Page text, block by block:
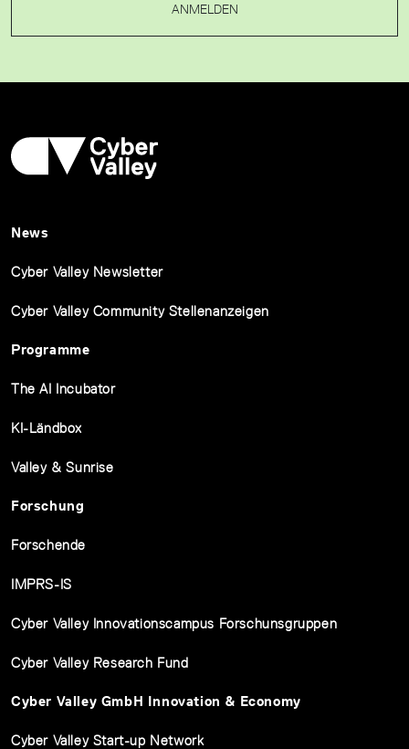
ANMELDEN
News
Cyber Valley Newsletter
Cyber Valley Community Stellenanzeigen
Programme
The AI Incubator
KI-Ländbox
Valley & Sunrise
Forschung
Forschende
IMPRS-IS
Cyber Valley Innovationscampus Forschunsgruppen
Cyber Valley Research Fund
Cyber Valley GmbH Innovation & Economy
Cyber Valley Start-up Network